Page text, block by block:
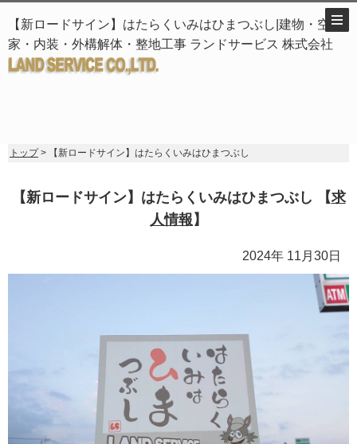
【新ロードサイン】はたらくいみはひまつぶし|建物・空き
家・内装・外構解体・整地工事 ランドサービス 株式会社
トップ> 【新ロードサイン】はたらくいみはひまつぶし
【新ロードサイン】はたらくいみはひまつぶし 【求
人情報 】
2024年 11月30日